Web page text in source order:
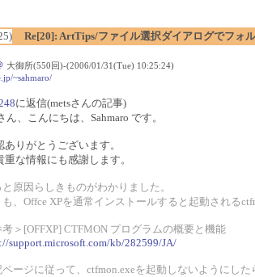
Re[20]: ArtTips/ファイル選択ダイアログでフォ
大御所(550回)-(2006/01/31(Tue) 10:25:24)
~sahmaro/
に返信(metsさんの記事)
ん、こんにちは、Sahmaro です。
ありがとうございます。
重な情報にも感謝します。
原因らしきものがわかりました。
も、Offce XPを通常インストールすると起動される
考＞[OFFXP] CTFMON プログラムの概要と機能
support.microsoft.com/kb/282599/JA/
ページに従って、ctfmon.exeを起動しないようにした